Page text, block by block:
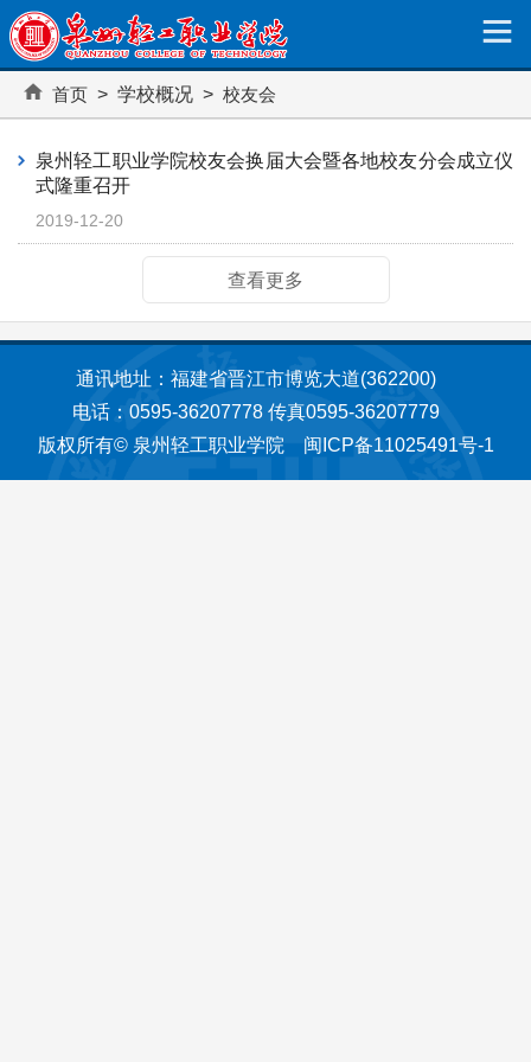
校友会
首页 > 学校概况 > 校友会
泉州轻工职业学院校友会换届大会暨各地校友分会成立仪
式隆重召开
2019-12-20
查看更多
通讯地址：福建省晋江市博览大道(362200)
电话：0595-36207778 传真0595-36207779
版权所有© 泉州轻工职业学院 闽ICP备11025491号-1